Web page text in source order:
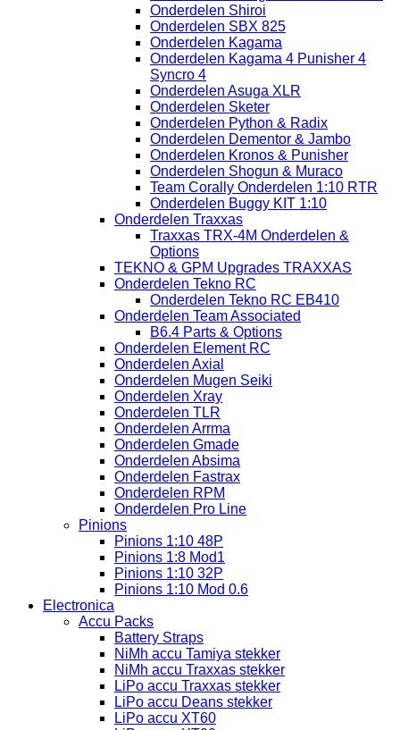
Onderdelen Shiroi
Onderdelen SBX 825
Onderdelen Kagama
Onderdelen Kagama 4 Punisher 4
Syncro 4
Onderdelen Asuga XLR
Onderdelen Sketer
Onderdelen Python & Radix
Onderdelen Dementor & Jambo
Onderdelen Kronos & Punisher
Onderdelen Shogun & Muraco
Team Corally Onderdelen 1:10 RTR
Onderdelen Buggy KIT 1:10
Onderdelen Traxxas
Traxxas TRX-4M Onderdelen &
Options
TEKNO & GPM Upgrades TRAXXAS
Onderdelen Tekno RC
Onderdelen Tekno RC EB410
Onderdelen Team Associated
B6.4 Parts & Options
Onderdelen Element RC
Onderdelen Axial
Onderdelen Mugen Seiki
Onderdelen Xray
Onderdelen TLR
Onderdelen Arrma
Onderdelen Gmade
Onderdelen Absima
Onderdelen Fastrax
Onderdelen RPM
Onderdelen Pro Line
Pinions
Pinions 1:10 48P
Pinions 1:8 Mod1
Pinions 1:10 32P
Pinions 1:10 Mod 0.6
Electronica
Accu Packs
Battery Straps
NiMh accu Tamiya stekker
NiMh accu Traxxas stekker
LiPo accu Traxxas stekker
LiPo accu Deans stekker
LiPo accu XT60